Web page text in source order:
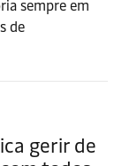
sempre em
de
gerir de